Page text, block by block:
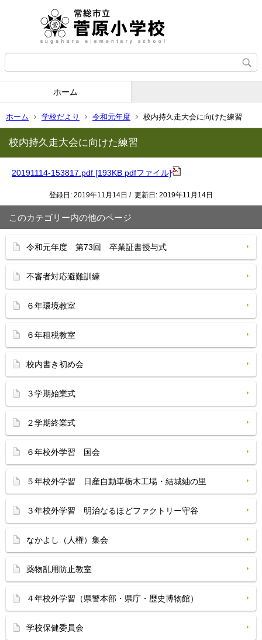
ホーム
ホーム 学校だより 令和元年度 校内持久走大会に向けた練習
校内持久走大会に向けた練習
20191114-153817.pdf [193KB pdfファイル]
登録日: 2019年11月14日 / 更新日: 2019年11月14日
このカテゴリー内の他のページ
令和元年度 第73回 卒業証書授与式
不審者対応避難訓練
６年環境教室
６年租税教室
校内書き初め会
３学期始業式
２学期終業式
６年校外学習 国会
５年校外学習 日産自動車栃木工場・結城紬の里
３年校外学習 明治なるほどファクトリー守谷
なかよし（人権）集会
薬物乱用防止教室
４年校外学習（県警本部・県庁・歴史博物館）
学校保健委員会